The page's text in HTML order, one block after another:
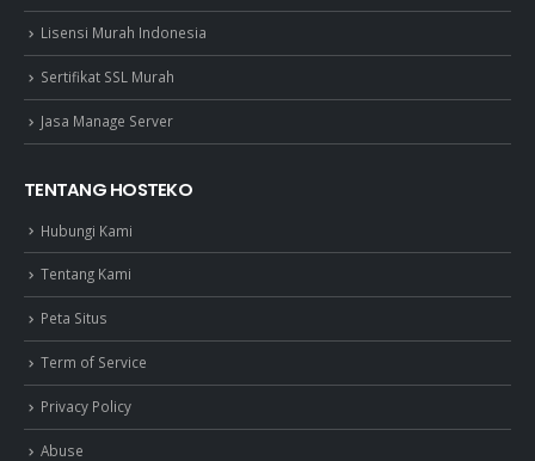
Lisensi Murah Indonesia
Sertifikat SSL Murah
Jasa Manage Server
TENTANG HOSTEKO
Hubungi Kami
Tentang Kami
Peta Situs
Term of Service
Privacy Policy
Abuse